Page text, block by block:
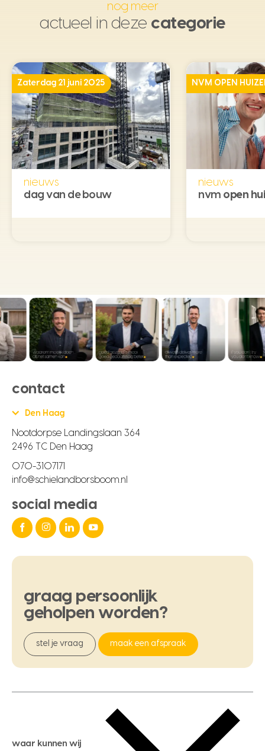
nog meer
actueel in deze categorie
Zaterdag 21 juni 2025
nieuws
dag van de bouw
NVM OPEN
nieuws
nvm open
contact
Den Haag
Nootdorpse Landingslaan 364
2496 TC Den Haag
070-3107171
info@schielandborsboom.nl
social media
graag persoonlijk
geholpen worden?
stel je vraag maak een afspraak
waar kunnen wij